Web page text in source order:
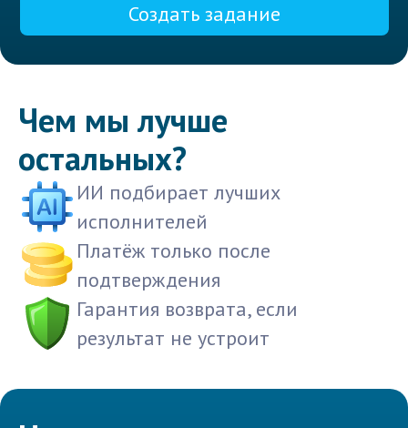
Создать задание
Чем мы лучше
остальных?
ИИ подбирает лучших
исполнителей
Платёж только после
подтверждения
Гарантия возврата, если
результат не устроит